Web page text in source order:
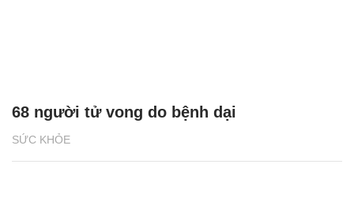
SỨC KHỎE
68 người tử vong do bệnh dại